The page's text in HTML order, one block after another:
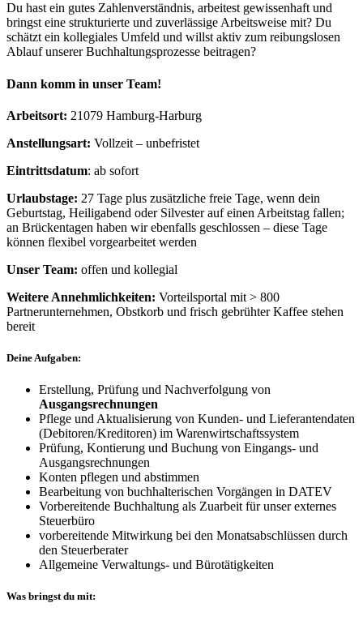
Du hast ein gutes Zahlenverständnis, arbeitest gewissenhaft und
bringst eine strukturierte und zuverlässige Arbeitsweise mit? Du
schätzt ein kollegiales Umfeld und willst aktiv zum reibungslosen
Ablauf unserer Buchhaltungsprozesse beitragen?
Dann komm in unser Team!
Arbeitsort: 21079 Hamburg-Harburg
Anstellungsart: Vollzeit – unbefristet
Eintrittsdatum: ab sofort
Urlaubstage: 27 Tage plus zusätzliche freie Tage, wenn dein
Geburtstag, Heiligabend oder Silvester auf einen Arbeitstag fallen;
an Brückentagen haben wir ebenfalls geschlossen – diese Tage
können flexibel vorgearbeitet werden
Unser Team: offen und kollegial
Weitere Annehmlichkeiten: Vorteilsportal mit > 800
Partnerunternehmen, Obstkorb und frisch gebrühter Kaffee stehen
bereit
Deine Aufgaben:
Erstellung, Prüfung und Nachverfolgung von
Ausgangsrechnungen
Pflege und Aktualisierung von Kunden- und Lieferantendaten
(Debitoren/Kreditoren) im Warenwirtschaftssystem
Prüfung, Kontierung und Buchung von Eingangs- und
Ausgangsrechnungen
Konten pflegen und abstimmen
Bearbeitung von buchhalterischen Vorgängen in DATEV
Vorbereitende Buchhaltung als Zuarbeit für unser externes
Steuerbüro
vorbereitende Mitwirkung bei den Monatsabschlüssen durch
den Steuerberater
Allgemeine Verwaltungs- und Bürotätigkeiten
Was bringst du mit: